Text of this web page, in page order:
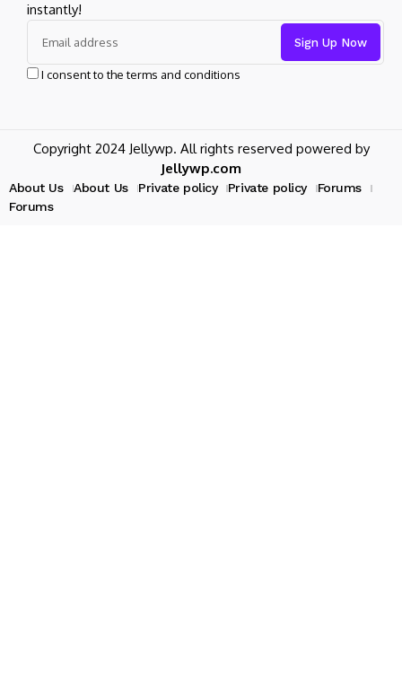
instantly!
I consent to the terms and conditions
Copyright 2024 Jellywp. All rights reserved powered by
Jellywp.com
About Us About Us Private policy Private policy
Forums
Forums